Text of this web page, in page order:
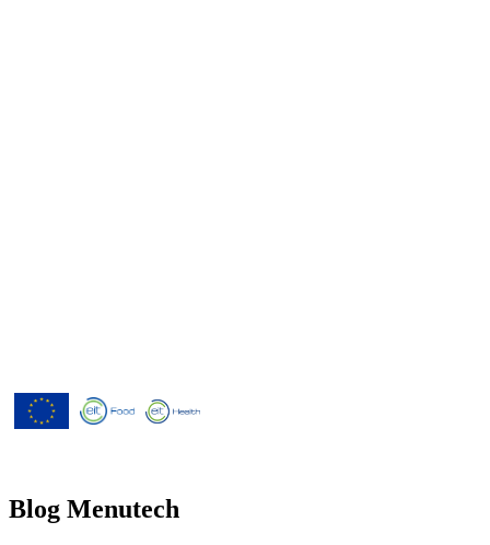
Blog Menutech